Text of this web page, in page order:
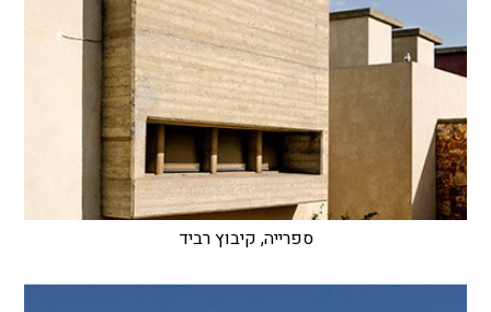
ספרייה, קיבוץ רביד